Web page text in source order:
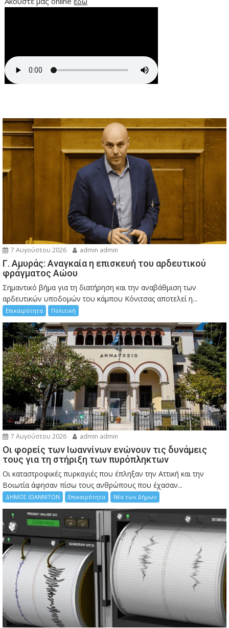
7 Αυγούστου 2026 admin admin
Γ. Αμυράς: Αναγκαία η επισκευή του αρδευτικού
φράγματος Αώου
Σημαντικό βήμα για τη διατήρηση και την αναβάθμιση των
αρδευτικών υποδομών του κάμπου Κόνιτσας αποτελεί η...
Επικαιρότητα Πολιτική
7 Αυγούστου 2026 admin admin
Οι φορείς των Ιωαννίνων ενώνουν τις δυνάμεις
τους για τη στήριξη των πυρόπληκτων
Οι καταστροφικές πυρκαγιές που έπληξαν την Αττική και την
Bοιωτία άφησαν πίσω τους ανθρώπους που έχασαν...
ΔΗΜΟΣ ΙΩΑΝΝΙΤΩΝ Επικαιρότητα Νέα των Δήμων